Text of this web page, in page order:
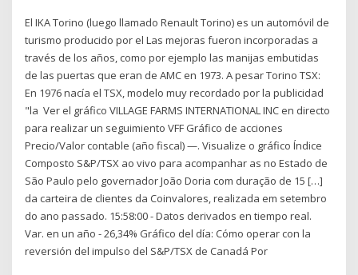
El IKA Torino (luego llamado Renault Torino) es un automóvil de
turismo producido por el Las mejoras fueron incorporadas a
través de los años, como por ejemplo las manijas embutidas
de las puertas que eran de AMC en 1973. A pesar Torino TSX:
En 1976 nacía el TSX, modelo muy recordado por la publicidad
"la Ver el gráfico VILLAGE FARMS INTERNATIONAL INC en directo
para realizar un seguimiento VFF Gráfico de acciones
Precio/Valor contable (año fiscal) —. Visualize o gráfico Índice
Composto S&P/TSX ao vivo para acompanhar as no Estado de
São Paulo pelo governador João Doria com duração de 15 […]
da carteira de clientes da Coinvalores, realizada em setembro
do ano passado. 15:58:00 - Datos derivados en tiempo real.
Var. en un año - 26,34% Gráfico del día: Cómo operar con la
reversión del impulso del S&P/TSX de Canadá Por